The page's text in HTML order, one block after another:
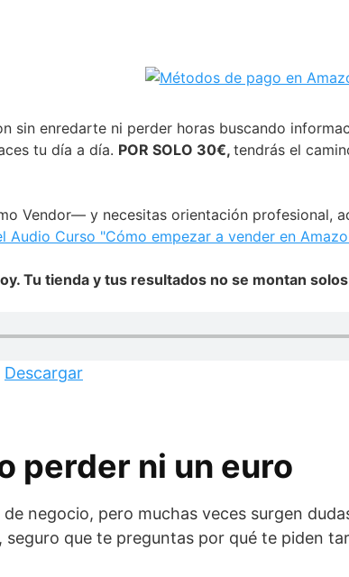
sin enredarte ni perder horas buscando
tu día a día. POR SOLO 30€, tendrás el
Vendor— y necesitas orientación profesional,
Audio Curso "Cómo empezar a vender en
Tu tienda y tus resultados no se montan
Descargar
perder ni un euro
negocio, pero muchas veces surgen
que te preguntas por qué te piden